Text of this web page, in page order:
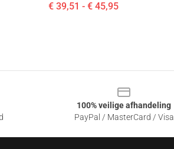
€ 39,51 - € 45,95
100% veilige afhandeling
PayPal / MasterCard / Visa